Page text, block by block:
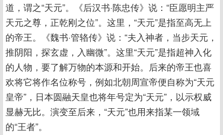
道，谓之“天元”。《后汉书·陈忠传》说：“臣愿明主严
天元之尊，正乾刚之位”。这里，“天元”是指至高无上
的帝王。《魏书·管辂传》说：“夫入神者，当步天元，
推阴阳，探玄虚，入幽微”。这里“天元”是指超神入化
的人物，要了解万物的本源和开始。后来的帝王也喜
欢将它将作名位称号，例如北朝周宣帝便自称为“天元
皇帝”，日本圆融天皇也将年号定为“天元”，以示权威
显赫无比。演变至后来，“天元”也用来指某一领域
的“王者”。